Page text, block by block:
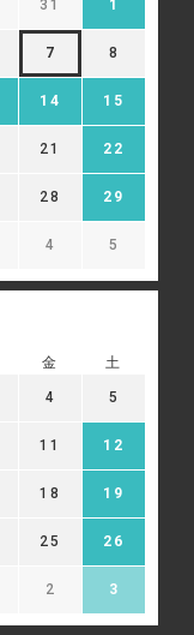
31 1
7 8
14 15
21 22
28 29
4 5
金 土
4 5
11 12
18 19
25 26
2 3